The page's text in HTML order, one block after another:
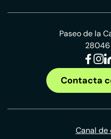
Paseo de la
Contacta
Canal de